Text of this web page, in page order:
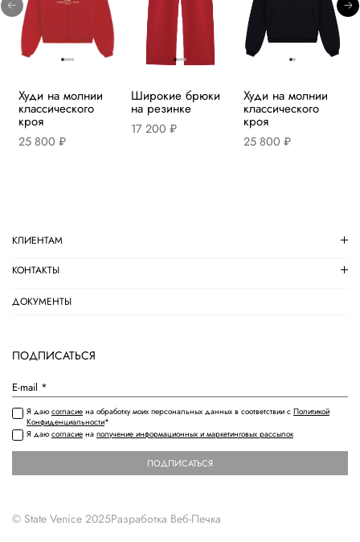
Худи на молнии
классического
кроя
25 800 ₽
Широкие брюки
на резинке
17 200 ₽
Худи на молнии
классического
кроя
25 800 ₽
КЛИЕНТАМ
КОНТАКТЫ
ДОКУМЕНТЫ
© State Venice 2025Разработка Веб-Печка
ПОДПИСАТЬСЯ
Я даю согласие на обработку моих персональных данных в соответствии с Политикой
Конфиденциальности*
Я даю согласие на получение информационных и маркетинговых рассылок
ПОДПИСАТЬСЯ